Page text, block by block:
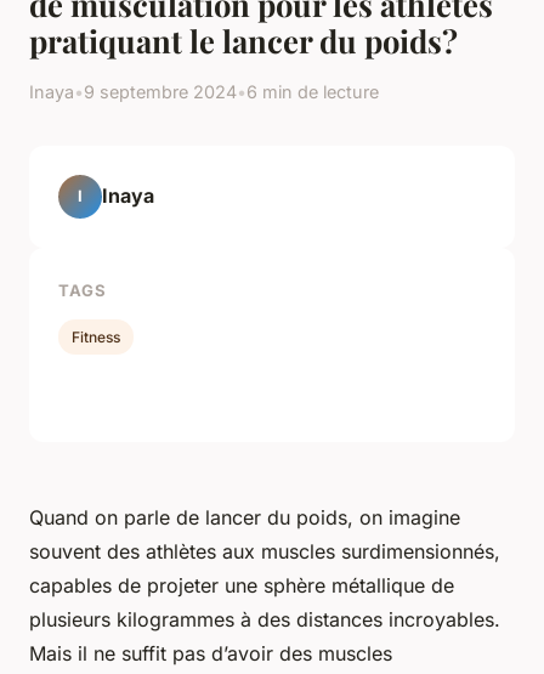
pratiquant le lancer du poids?
Inaya•9 septembre 2024•6 min de lecture
Quand on parle de lancer du poids, on imagine
souvent des athlètes aux muscles surdimensionnés,
capables de projeter une sphère métallique de
plusieurs kilogrammes à des distances incroyables.
Mais il ne suffit pas d’avoir des muscles
I Inaya
TAGS
Fitness